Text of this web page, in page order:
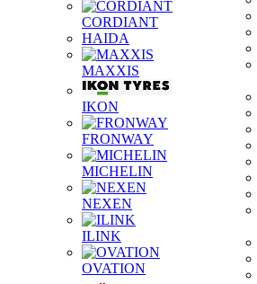
CORDIANT
HAIDA
MAXXIS
IKON
FRONWAY
MICHELIN
NEXEN
ILINK
OVATION